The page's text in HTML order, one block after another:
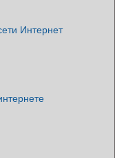
Интернет